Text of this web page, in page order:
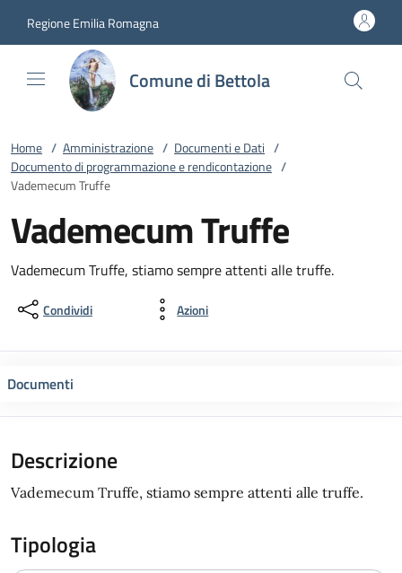
Regione Emilia Romagna
Comune di Bettola
Home / Amministrazione / Documenti e Dati /
Documento di programmazione e rendicontazione /
Vademecum Truffe
Vademecum Truffe
Vademecum Truffe, stiamo sempre attenti alle truffe.
Condividi Azioni
Documenti
Descrizione
Vademecum Truffe, stiamo sempre attenti alle truffe.
Tipologia